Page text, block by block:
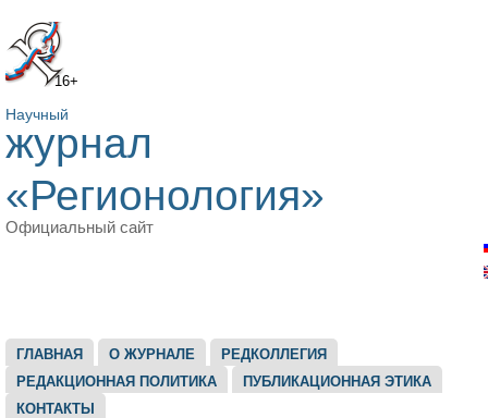
16+
Научный
журнал
«Регионология»
Официальный сайт
ГЛАВНОЕ МЕНЮ
ГЛАВНАЯ О ЖУРНАЛЕ
РЕДКОЛЛЕГИЯ
РЕДАКЦИОННАЯ ПОЛИТИКА
ПУБЛИКАЦИОННАЯ ЭТИКА
КОНТАКТЫ